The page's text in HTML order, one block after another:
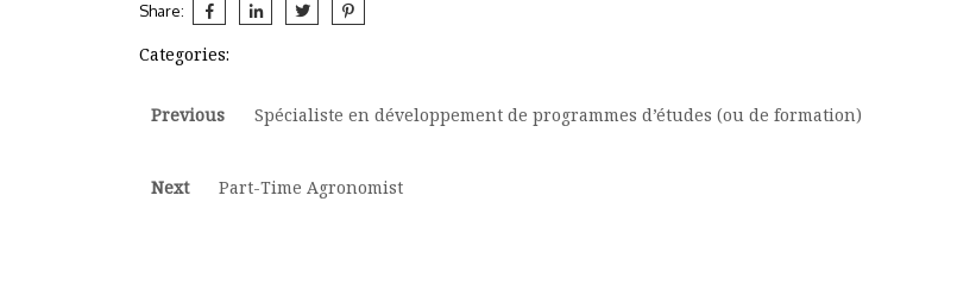
Share:
Categories:
Post
Previous
Previous
Spécialiste en développement de programmes d’études (ou de formation)
Next
Next
Part-Time Agronomist